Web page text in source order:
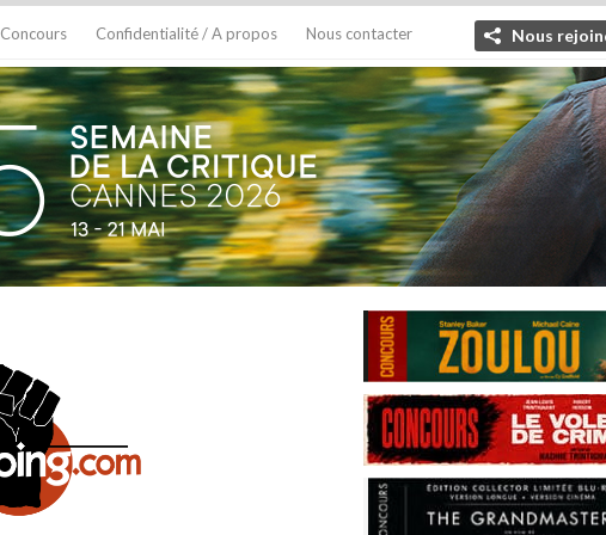
Concours Confidentialité / A propos Nous contacter Nous